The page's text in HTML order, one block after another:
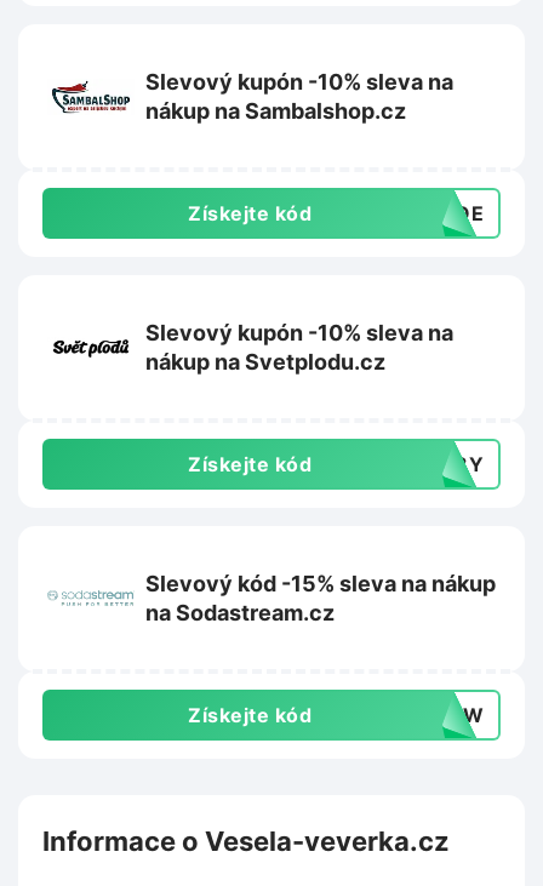
Slevový kupón -10% sleva na
nákup na Sambalshop.cz
Získejte kód ANQE
Slevový kupón -10% sleva na
nákup na Svetplodu.cz
Získejte kód 148Y
Slevový kód -15% sleva na nákup
na Sodastream.cz
Získejte kód 0DYW
Informace o Vesela-veverka.cz